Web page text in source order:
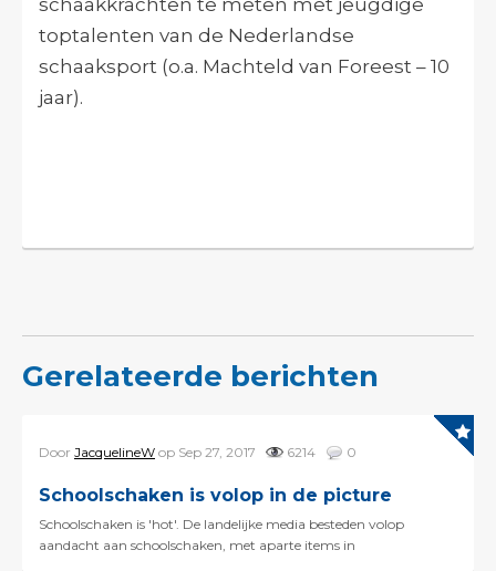
schaakkrachten te meten met jeugdige
toptalenten van de Nederlandse
schaaksport (o.a. Machteld van Foreest – 10
jaar).
Gerelateerde berichten
Door JacquelineW op Sep 27, 2017 6214 0
Schoolschaken is volop in de picture
Schoolschaken is 'hot'. De landelijke media besteden volop
aandacht aan schoolschaken, met aparte items in